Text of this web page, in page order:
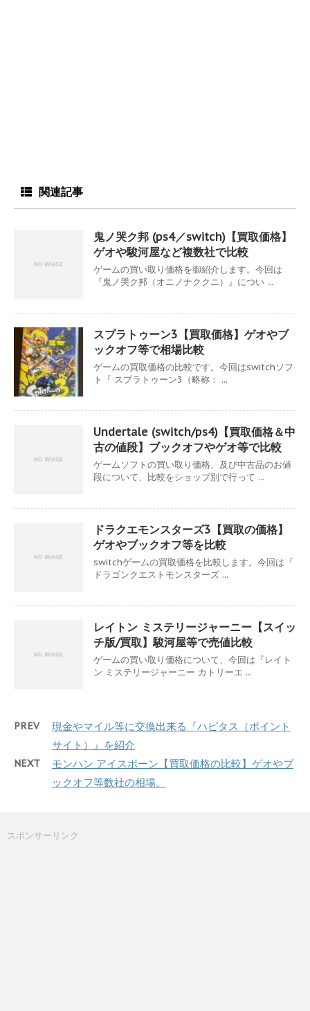
関連記事
鬼ノ哭ク邦 (ps4／switch)【買取価格】
ゲオや駿河屋など複数社で比較
ゲームの買い取り価格を御紹介します。今回は
『鬼ノ哭ク邦（オニノナククニ）』につい ...
スプラトゥーン3【買取価格】ゲオやブ
ックオフ等で相場比較
ゲームの買取価格の比較です。今回はswitchソフ
ト『 スプラトゥーン3（略称： ...
Undertale (switch/ps4)【買取価格＆中
古の値段】ブックオフやゲオ等で比較
ゲームソフトの買い取り価格、及び中古品のお値
段について、比較をショップ別で行って ...
ドラクエモンスターズ3【買取の価格】
ゲオやブックオフ等を比較
switchゲームの買取価格を比較します。今回は『
ドラゴンクエストモンスターズ ...
レイトン ミステリージャーニー【スイッ
チ版/買取】駿河屋等で売値比較
ゲームの買い取り価格について、今回は『レイト
ン ミステリージャーニー カトリーエ ...
PREV
現金やマイル等に交換出来る『ハピタス（ポイント
サイト）』を紹介
NEXT
モンハン アイスボーン【買取価格の比較】ゲオやブ
ックオフ等数社の相場。
スポンサーリンク